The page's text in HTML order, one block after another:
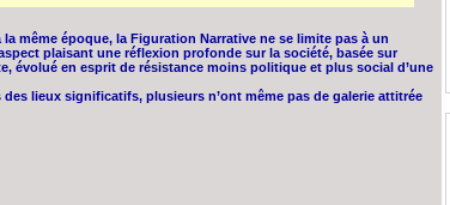
même époque, la Figuration Narrative ne se limite pas à un
plaisant une réflexion profonde sur la société, basée sur
évolué en esprit de résistance moins politique et plus social d’une
lieux significatifs, plusieurs n’ont même pas de galerie attitrée